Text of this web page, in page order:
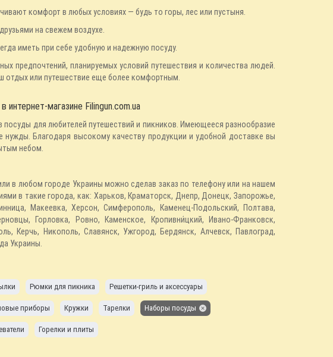
комфорт в любых условиях — будь то горы, лес или пустыня.
на свежем воздухе.
иметь при себе удобную и надежную посуду.
предпочтений, планируемых условий путешествия и количества людей.
отдых или путешествие еще более комфортным.
интернет-магазине Filingun.com.ua
для любителей путешествий и пикников. Имеющееся разнообразие
Благодаря высокому качеству продукции и удобной доставке вы
небом.
в любом городе Украины можно сделав заказ по телефону или на нашем
в такие города, как: Харьков, Краматорск, Днепр, Донецк, Запорожье,
Макеевка, Херсон, Симферополь, Каменец-Подольский, Полтава,
Горловка, Ровно, Каменское, Кропивни́цкий, Ивано-Франковск,
Керчь, Никополь, Славянск, Ужгород, Бердянск, Алчевск, Павлоград,
Украины.
Рюмки для пикника Решетки-гриль и аксессуары
приборы Кружки Тарелки Наборы посуды
Горелки и плиты